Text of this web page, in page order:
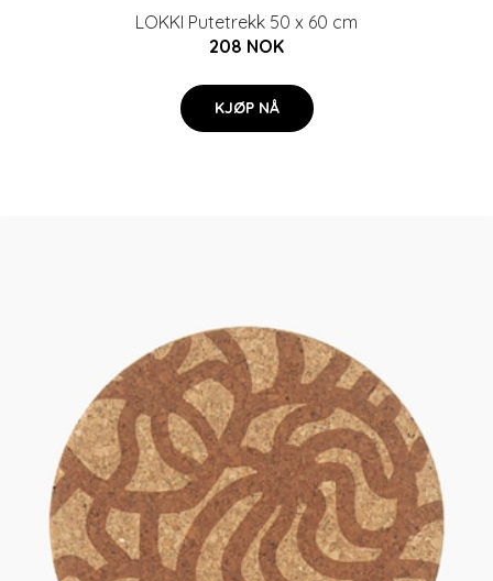
LOKKI Putetrekk 50 x 60 cm
208 NOK
KJØP NÅ